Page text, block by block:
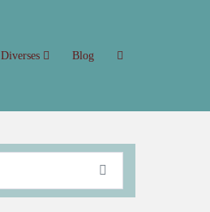
Diverses Blog